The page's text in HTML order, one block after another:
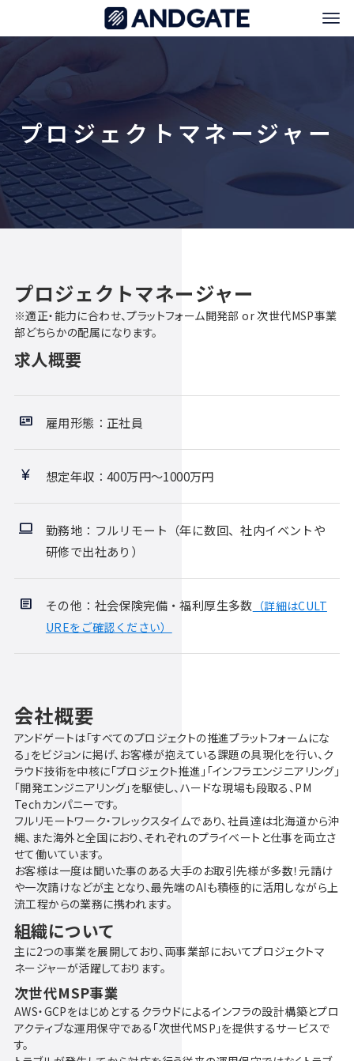
プロジェクトマネージャー
プロジェクトマネージャー
※適正・能力に合わせ、プラットフォーム開発部 or 次世代MSP事業
部どちらかの配属になります。
求人概要
雇用形態：正社員
想定年収：400万円〜1000万円
勤務地：フルリモート（年に数回、社内イベントや
研修で出社あり）
その他：社会保険完備・福利厚生多数 （詳細はCULT
UREをご確認ください）
会社概要
アンドゲートは「すべてのプロジェクトの推進プラットフォームにな
る」をビジョンに掲げ、お客様が抱えている課題の具現化を行い、ク
ラウド技術を中核に「プロジェクト推進」「インフラエンジニアリング」
「開発エンジニアリング」を駆使し、ハードな現場も段取る、PM
Techカンパニーです。
フルリモートワーク・フレックスタイムであり、社員達は北海道から沖
縄、また海外と全国におり、それぞれのプライベートと仕事を両立さ
せて働いています。
お客様は一度は聞いた事のある大手のお取引先様が多数！元請け
や一次請けなどが主となり、最先端のAIも積極的に活用しながら上
流工程からの業務に携われます。
組織について
主に2つの事業を展開しており、両事業部においてプロジェクトマ
ネージャーが活躍しております。
次世代MSP事業
AWS・GCPをはじめとするクラウドによるインフラの設計構築とプロ
アクティブな運用保守である「次世代MSP」を提供するサービスで
す。